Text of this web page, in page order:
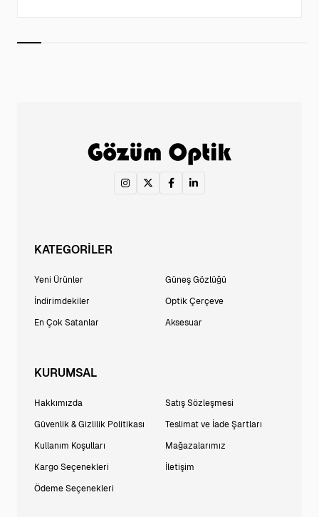
KATEGORİLER
Yeni Ürünler
İndirimdekiler
En Çok Satanlar
Güneş Gözlüğü
Optik Çerçeve
Aksesuar
KURUMSAL
Hakkımızda
Güvenlik & Gizlilik Politikası
Kullanım Koşulları
Kargo Seçenekleri
Ödeme Seçenekleri
Satış Sözleşmesi
Teslimat ve İade Şartları
Mağazalarımız
İletişim